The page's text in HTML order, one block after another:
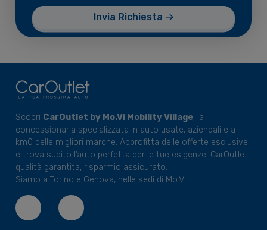
Scopri CarOutlet by Mo.Vi Mobility Village, la
concessionaria specializzata in auto usate, aziendali e a
km0 delle migliori marche. Approfitta delle offerte esclusive
e trova subito l’auto perfetta per le tue esigenze. CarOutlet:
qualità garantita, risparmio assicurato.
Siamo a Torino e Genova, nelle sedi di Mo.Vi!